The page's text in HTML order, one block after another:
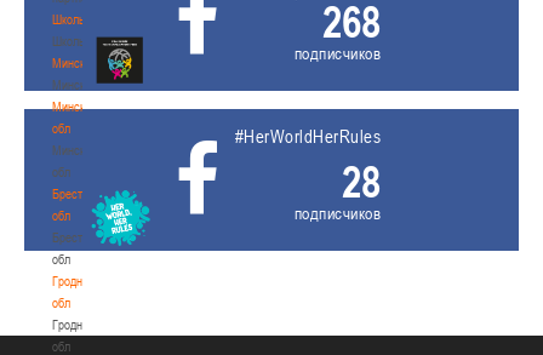
Школы
Школы
Минск
Минск
Минская
обл
Минская
обл
Брестская
обл
Брестская
обл
Гродненская
обл
Гродненская
обл
268
подписчиков
#HerWorldHerRules
28
подписчиков